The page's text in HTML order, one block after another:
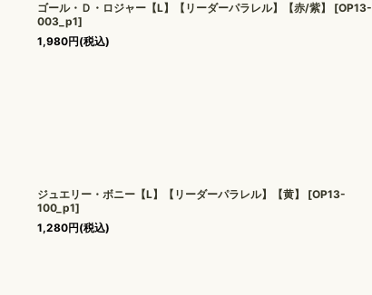
ゴール・Ｄ・ロジャー【L】【リーダーパラレル】【赤/紫】 [OP13-
003_p1]
1,980円(税込)
ジュエリー・ボニー【L】【リーダーパラレル】【黄】 [OP13-
100_p1]
1,280円(税込)